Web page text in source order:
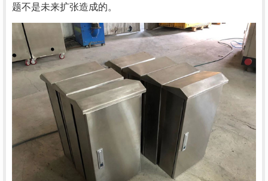
题不是未来扩张造成的。